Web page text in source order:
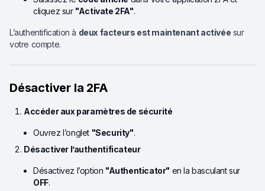
cliquez sur "Activate 2FA".
L’authentification à deux facteurs est maintenant activée sur
votre compte.
Désactiver la 2FA
Accéder aux paramètres de sécurité
Ouvrez l’onglet "Security".
Désactiver l’authentificateur
Désactivez l’option "Authenticator" en la basculant sur
OFF.